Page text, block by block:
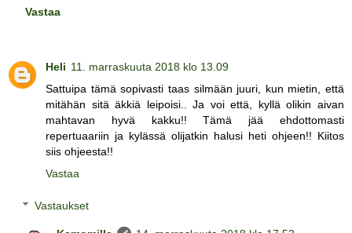
Vastaa
Heli 11. marraskuuta 2018 klo 13.09
Sattuipa tämä sopivasti taas silmään juuri, kun mietin, että
mitähän sitä äkkiä leipoisi.. Ja voi että, kyllä olikin aivan
mahtavan hyvä kakku!! Tämä jää ehdottomasti
repertuaariin ja kylässä olijatkin halusi heti ohjeen!! Kiitos
siis ohjeesta!!
Vastaa
Vastaukset